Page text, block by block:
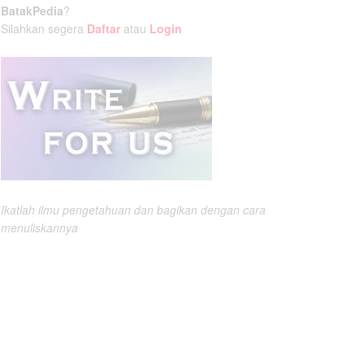
BatakPedia?
Silahkan segera Daftar atau Login
Ikatlah ilmu pengetahuan dan bagikan dengan cara
menuliskannya